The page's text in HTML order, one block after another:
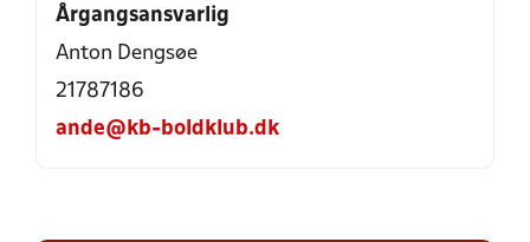
Årgangsansvarlig
Anton Dengsøe
21787186
ande@kb-boldklub.dk